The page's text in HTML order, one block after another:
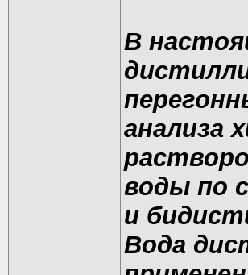
В
анализа
воды по
и
Вода